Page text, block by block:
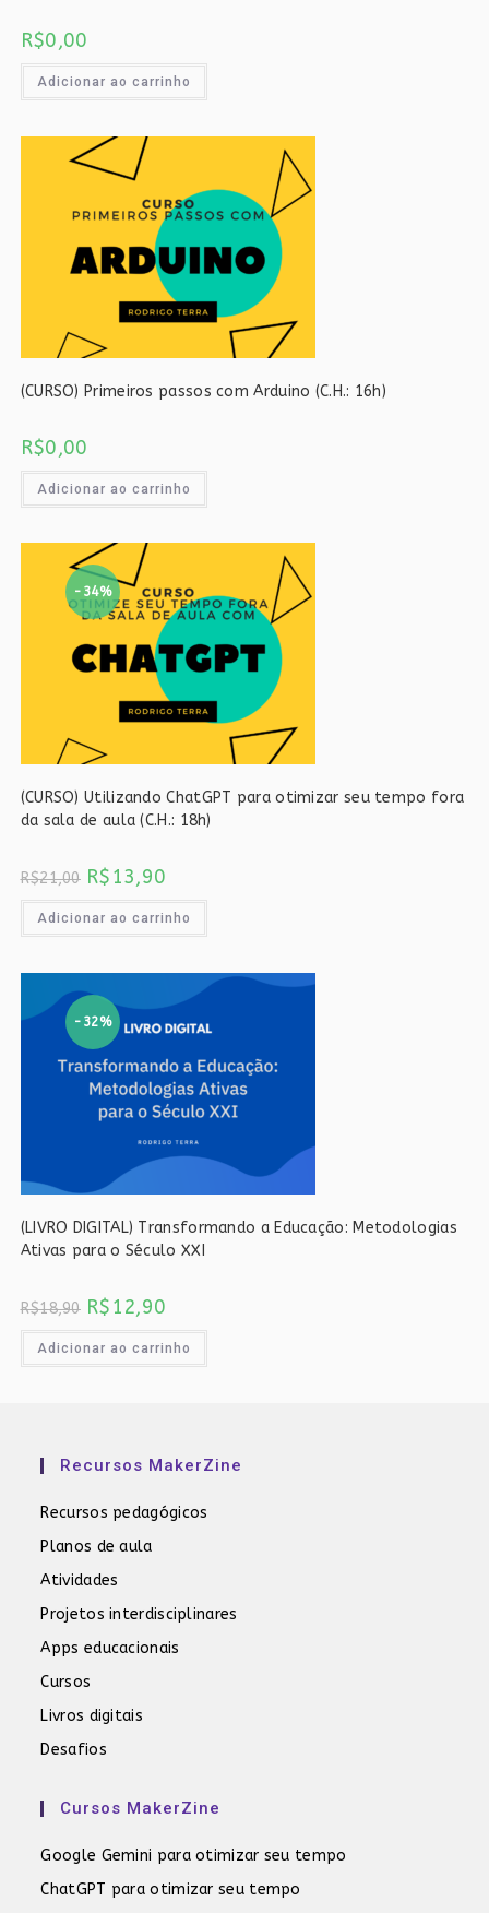
R$0,00
Adicionar ao carrinho
(CURSO) Primeiros passos com Arduino (C.H.: 16h)
R$0,00
Adicionar ao carrinho
-34%
(CURSO) Utilizando ChatGPT para otimizar seu tempo fora
da sala de aula (C.H.: 18h)
R$21,00 O
preço
era:
R$13,90
é:
Adicionar ao carrinho
-32%
(LIVRO DIGITAL) Transformando a Educação: Metodologias
Ativas para o Século XXI
R$18,90 O
preço
era:
R$12,90
é:
Adicionar ao carrinho
Recursos MakerZine
Recursos pedagógicos
Planos de aula
Atividades
Projetos interdisciplinares
Apps educacionais
Cursos
Livros digitais
Desafios
Cursos MakerZine
Google Gemini para otimizar seu tempo
ChatGPT para otimizar seu tempo